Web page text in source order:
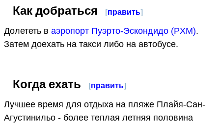
Как добраться [править]
Долететь в аэропорт Пуэрто-Эскондидо (PXM).
Затем доехать на такси либо на автобусе.
Когда ехать [править]
Лучшее время для отдыха на пляже Плайя-Сан-
Агустинильо - более теплая летняя половина